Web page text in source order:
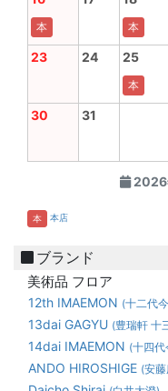
2026
本 本
23 24 25
本
30 31
本 本店
ブランド
美術品 フロア
12th IMAEMON (十二代今泉
13dai GAGYU (豊瑞軒 十三代横
14dai IMAEMON (十四代今泉
ANDO HIROSHIGE (安